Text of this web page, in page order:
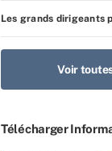
Les grands dirigeants
Voir
Télécharger